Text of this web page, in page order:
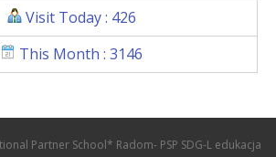
Visit Today : 426
This Month : 3146
Partner School* Radom- PSP SDG-L edukacja